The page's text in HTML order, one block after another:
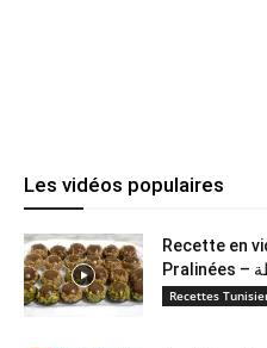
Les vidéos populaires
Recette en
Recettes